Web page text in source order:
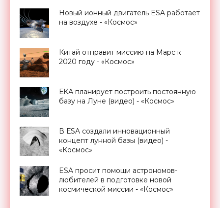
Новый ионный двигатель ESA работает
на воздухе - «Космос»
Китай отправит миссию на Марс к
2020 году - «Космос»
ЕКА планирует построить постоянную
базу на Луне (видео) - «Космос»
В ЕSA создали инновационный
концепт лунной базы (видео) -
«Космос»
ESA просит помощи астрономов-
любителей в подготовке новой
космической миссии - «Космос»